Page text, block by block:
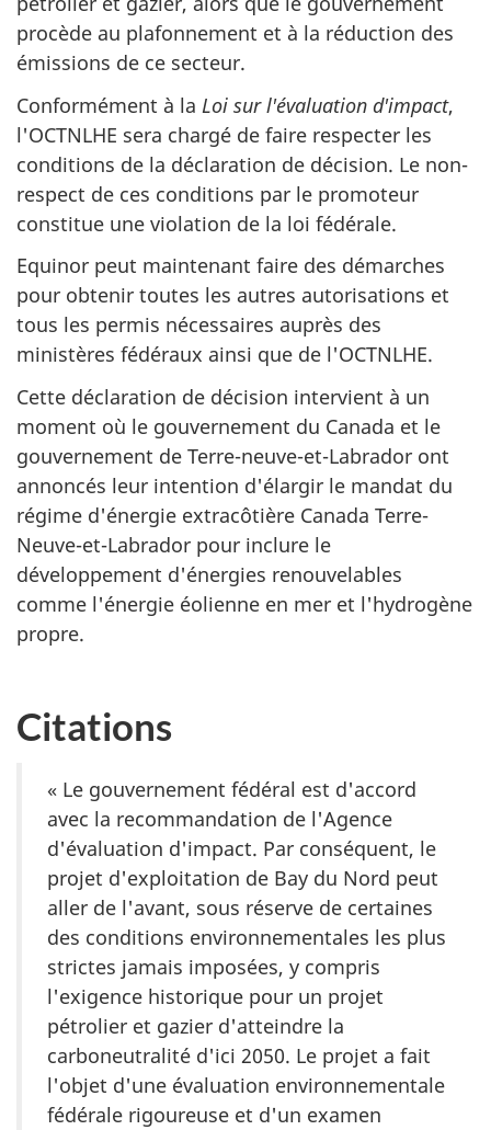
procède au plafonnement et à la réduction des
émissions de ce secteur.
Conformément à la Loi sur l'évaluation d'impact,
l'OCTNLHE sera chargé de faire respecter les
conditions de la déclaration de décision. Le non-
respect de ces conditions par le promoteur
constitue une violation de la loi fédérale.
Equinor peut maintenant faire des démarches
pour obtenir toutes les autres autorisations et
tous les permis nécessaires auprès des
ministères fédéraux ainsi que de l'OCTNLHE.
Cette déclaration de décision intervient à un
moment où le gouvernement du Canada et le
gouvernement de Terre-neuve-et-Labrador ont
annoncés leur intention d'élargir le mandat du
régime d'énergie extracôtière Canada Terre-
Neuve-et-Labrador pour inclure le
développement d'énergies renouvelables
comme l'énergie éolienne en mer et l'hydrogène
propre.
Citations
« Le gouvernement fédéral est d'accord
avec la recommandation de l'Agence
d'évaluation d'impact. Par conséquent, le
projet d'exploitation de Bay du Nord peut
aller de l'avant, sous réserve de certaines
des conditions environnementales les plus
strictes jamais imposées, y compris
l'exigence historique pour un projet
pétrolier et gazier d'atteindre la
carboneutralité d'ici 2050. Le projet a fait
l'objet d'une évaluation environnementale
fédérale rigoureuse et d'un examen